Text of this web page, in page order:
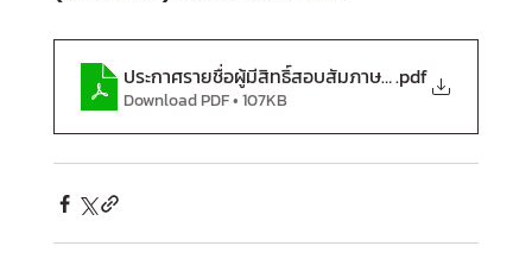
ประกาศรายชื่อผู้มีสิทธิ์สอบสัมภาษณ์ ปี 68
.pdf
Download PDF • 107KB